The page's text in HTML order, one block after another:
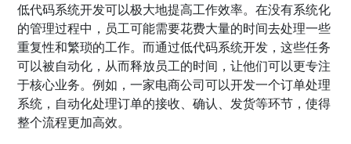
低代码系统开发可以极大地提高工作效率。在没有系统化
的管理过程中，员工可能需要花费大量的时间去处理一些
重复性和繁琐的工作。而通过低代码系统开发，这些任务
可以被自动化，从而释放员工的时间，让他们可以更专注
于核心业务。例如，一家电商公司可以开发一个订单处理
系统，自动化处理订单的接收、确认、发货等环节，使得
整个流程更加高效。